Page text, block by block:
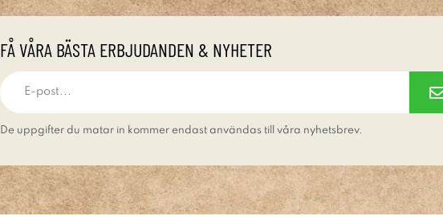
FÅ VÅRA BÄSTA ERBJUDANDEN & NYHETER
De uppgifter du matar in kommer endast användas till våra nyhetsbrev.